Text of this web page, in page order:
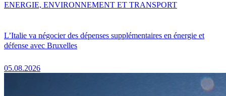
L’Italie va négocier des dépenses supplémentaires en énergie et
défense avec Bruxelles
05.08.2026
ENERGIE, ENVIRONNEMENT ET TRANSPORT